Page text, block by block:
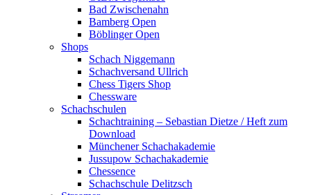
Bad Zwischenahn
Bamberg Open
Böblinger Open
Shops
Schach Niggemann
Schachversand Ullrich
Chess Tigers Shop
Chessware
Schachschulen
Schachtraining – Sebastian Dietze / Heft zum
Download
Münchener Schachakademie
Jussupow Schachakademie
Chessence
Schachschule Delitzsch